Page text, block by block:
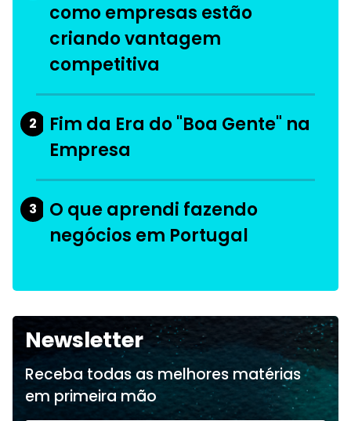
como empresas estão
criando vantagem
competitiva
2
Fim da Era do "Boa Gente" na
Empresa
3
O que aprendi fazendo
negócios em Portugal
Newsletter
Receba todas as melhores matérias
em primeira mão